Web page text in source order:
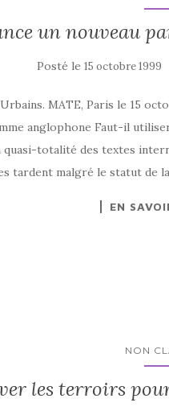
un nouveau
Posté le 15 octobre 1999
MATE, Paris le 15
anglophone Faut-il
quasi-totalité des textes
tardent malgré le statut de
EN
NON
les terroirs